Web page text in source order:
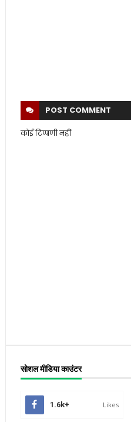
POST COMMENT
कोई टिप्पणी नहीं
सोशल मीडिया काउंटर
1.6k+ Likes